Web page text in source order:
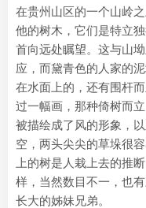
在贵州山区的一个山岭
他的树木，它们是特立
首向远处瞩望。这与山
应，而黛青色的人家的
在水面上的，还有围杆
过一幅画，那种倚树而
被描绘成了风的形象，
空，两头尖尖的草垛很
上的树是人栽上去的推
样，当然数目不一，也
长大的姊妹兄弟。